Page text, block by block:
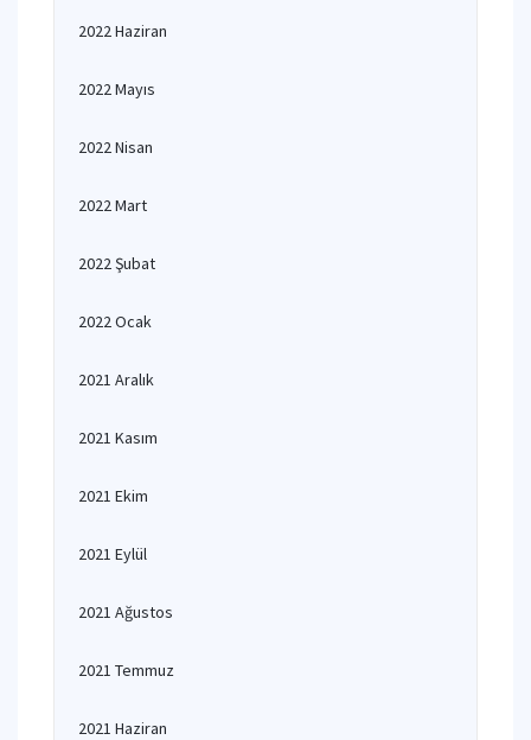
2022 Haziran
2022 Mayıs
2022 Nisan
2022 Mart
2022 Şubat
2022 Ocak
2021 Aralık
2021 Kasım
2021 Ekim
2021 Eylül
2021 Ağustos
2021 Temmuz
2021 Haziran